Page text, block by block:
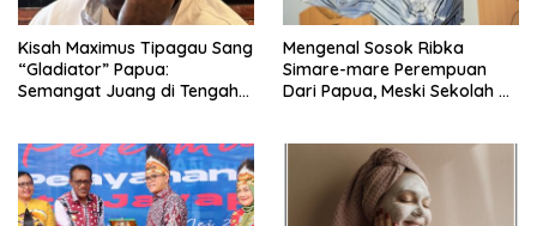
Kisah Maximus Tipagau Sang
“Gladiator” Papua:
Semangat Juang di Tengah
Mengenal Sosok Ribka
Simare-mare Perempuan
Dari Papua, Meski Sekolah di
Bagi Semua Orang